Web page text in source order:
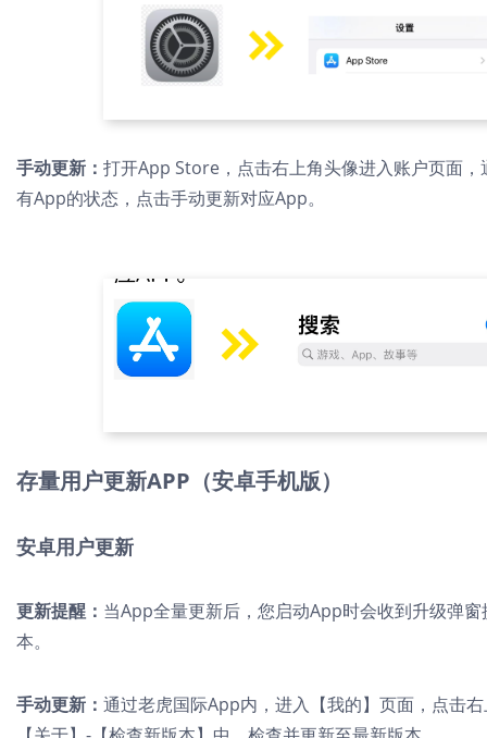
手动更新： 打开App Store，点击右上角头像进入账户页面
有App的状态，点击手动更新对应App。
存量用户更新APP（安卓手机版）
安卓用户更新
更新提醒： 当App全量更新后，您启动App时会收到升级弹
本。
手动更新： 通过老虎国际App内，进入【我的】页面，点击